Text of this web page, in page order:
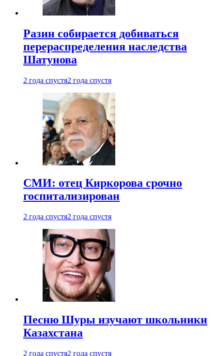
Разин собирается добиваться
перераспределения наследства
Шатунова
2 года спустя2 года спустя
СМИ: отец Киркорова срочно
госпитализирован
2 года спустя2 года спустя
Песню Шуры изучают школьники
Казахстана
2 года спустя2 года спустя